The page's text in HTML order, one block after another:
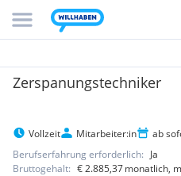
Zerspanungstechniker
Vollzeit Mitarbeiter:in ab
Berufserfahrung erforderlich: Ja
Bruttogehalt: € 2.885,37monatlich,